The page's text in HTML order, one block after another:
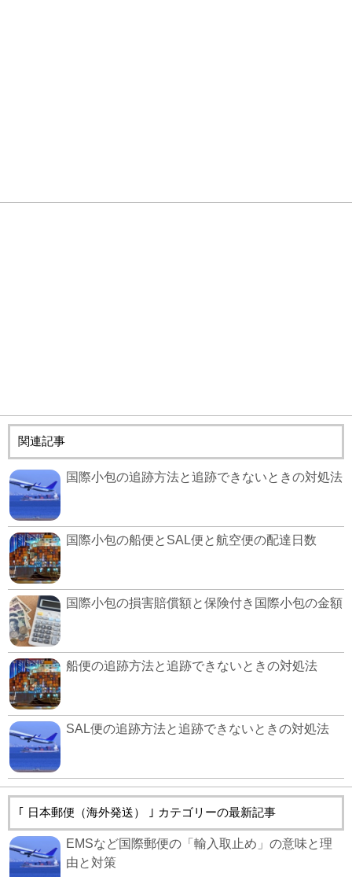
関連記事
国際小包の追跡方法と追跡できないときの対処法
国際小包の船便とSAL便と航空便の配達日数
国際小包の損害賠償額と保険付き国際小包の金額
船便の追跡方法と追跡できないときの対処法
SAL便の追跡方法と追跡できないときの対処法
｢ 日本郵便（海外発送） ｣ カテゴリーの最新記事
EMSなど国際郵便の「輸入取止め」の意味と理
由と対策